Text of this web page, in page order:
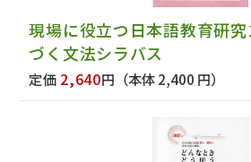
現場に役立つ日本語教育研
づく文法シラバス
定価 2,640円 （本体 2,400 円）